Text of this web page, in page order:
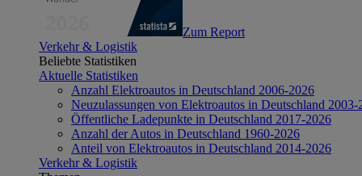
Zum Report
Verkehr & Logistik
Beliebte Statistiken
Aktuelle Statistiken
Anzahl Elektroautos in Deutschland 2006-2026
Neuzulassungen von Elektroautos in Deutschland 2003-
Öffentliche Ladepunkte in Deutschland 2017-2026
Anzahl der Autos in Deutschland 1960-2026
Anteil von Elektroautos in Deutschland 2014-2026
Verkehr & Logistik